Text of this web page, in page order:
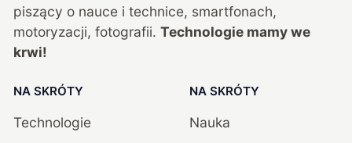
piszący o nauce i technice, smartfonach,
motoryzacji, fotografii. Technologie mamy we
krwi!
NA SKRÓTY
Technologie
NA SKRÓTY
Nauka